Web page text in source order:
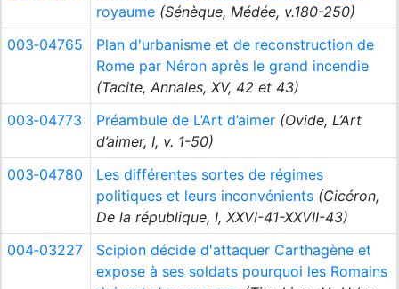
royaume (Sénèque, Médée, v.180-250)
003‑04765
Plan d'urbanisme et de reconstruction de
Rome par Néron après le grand incendie
(Tacite, Annales, XV, 42 et 43)
003‑04773
Préambule de L’Art d’aimer (Ovide, L’Art
d’aimer, I, v. 1-50)
003‑04780
Les différentes sortes de régimes
politiques et leurs inconvénients (Cicéron,
De la république, I, XXVI-41-XXVII-43)
004‑03227
Scipion décide d'attaquer Carthagène et
expose à ses soldats pourquoi les Romains